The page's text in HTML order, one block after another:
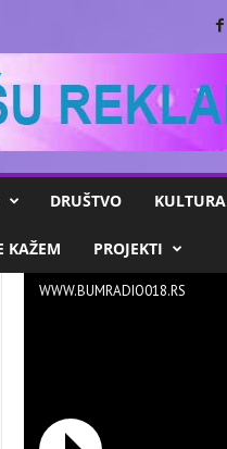
DRUŠTVO KULTURA
KAŽEM PROJEKTI
WWW.BUMRADIO018.RS